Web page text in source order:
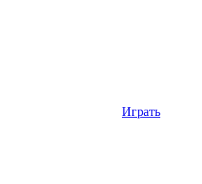
Играть